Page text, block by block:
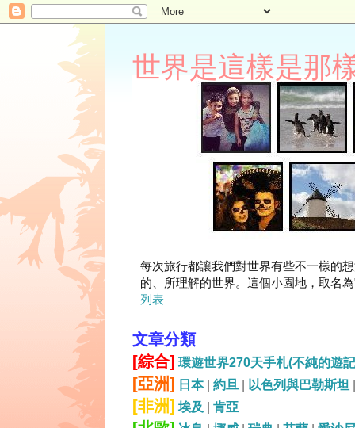
世界是這樣是那
每次旅行都讓我們對世界有些不一樣的
的、所理解的世界。這個小園地，取名
列表
文章分類
[綜合] 環遊世界270天手札(不純的遊
[亞洲] 日本| 約旦 以色列與巴勒斯坦
[非洲] 埃及 肯亞